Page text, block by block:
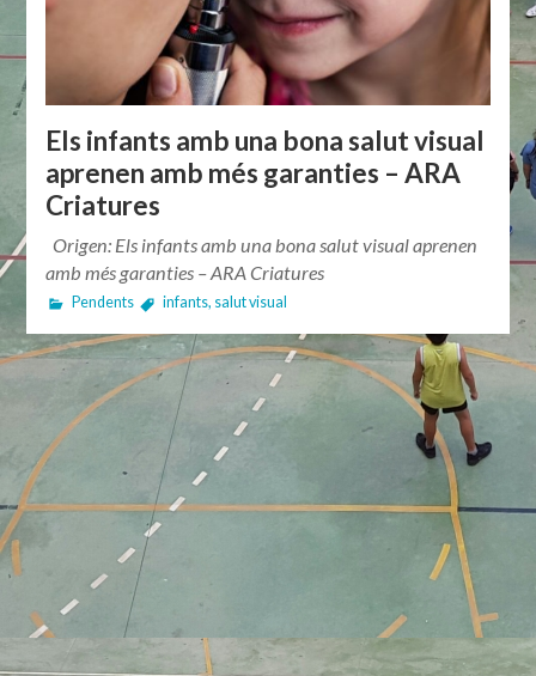
Els infants amb una bona salut visual
aprenen amb més garanties – ARA
Criatures
Origen: Els infants amb una bona salut visual aprenen
amb més garanties – ARA Criatures
Pendents infants, salut visual